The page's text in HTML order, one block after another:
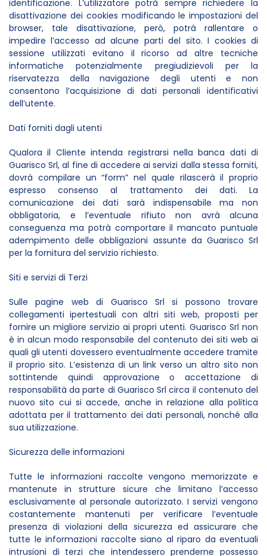
identificazione. L’utilizzatore potrà sempre richiedere la
disattivazione dei cookies modificando le impostazioni del
browser, tale disattivazione, però, potrà rallentare o
impedire l’accesso ad alcune parti del sito. I cookies di
sessione utilizzati evitano il ricorso ad altre tecniche
informatiche potenzialmente pregiudizievoli per la
riservatezza della navigazione degli utenti e non
consentono l’acquisizione di dati personali identificativi
dell’utente.
Dati forniti dagli utenti
Qualora il Cliente intenda registrarsi nella banca dati di
Guarisco Srl, al fine di accedere ai servizi dalla stessa forniti,
dovrà compilare un “form” nel quale rilascerà il proprio
espresso consenso al trattamento dei dati. La
comunicazione dei dati sarà indispensabile ma non
obbligatoria, e l’eventuale rifiuto non avrà alcuna
conseguenza ma potrà comportare il mancato puntuale
adempimento delle obbligazioni assunte da Guarisco Srl
per la fornitura del servizio richiesto.
Siti e servizi di Terzi
Sulle pagine web di Guarisco Srl si possono trovare
collegamenti ipertestuali con altri siti web, proposti per
fornire un migliore servizio ai propri utenti. Guarisco Srl non
è in alcun modo responsabile del contenuto dei siti web ai
quali gli utenti dovessero eventualmente accedere tramite
il proprio sito. L’esistenza di un link verso un altro sito non
sottintende quindi approvazione o accettazione di
responsabilità da parte di Guarisco Srl circa il contenuto del
nuovo sito cui si accede, anche in relazione alla politica
adottata per il trattamento dei dati personali, nonché alla
sua utilizzazione.
Sicurezza delle informazioni
Tutte le informazioni raccolte vengono memorizzate e
mantenute in strutture sicure che limitano l’accesso
esclusivamente al personale autorizzato. I servizi vengono
costantemente mantenuti per verificare l’eventuale
presenza di violazioni della sicurezza ed assicurare che
tutte le informazioni raccolte siano al riparo da eventuali
intrusioni di terzi che intendessero prenderne possesso